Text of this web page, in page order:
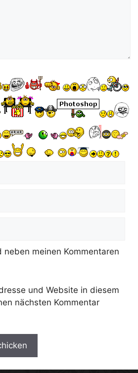
neben meinen Kommentaren
und Website in diesem
nächsten Kommentar